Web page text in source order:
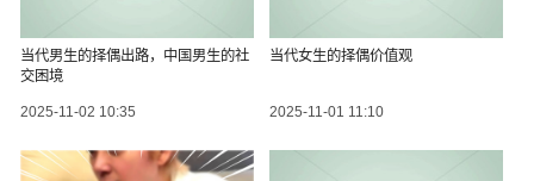
当代男生的择偶出路，中国男生的社
交困境
2025-11-02 10:35
当代女生的择偶价值观
2025-11-01 11:10